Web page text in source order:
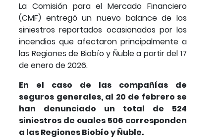
La Comisión para el Mercado Financiero
(CMF) entregó un nuevo balance de los
siniestros reportados ocasionados por los
incendios que afectaron principalmente a
las Regiones de Biobío y Ñuble a partir del 17
de enero de 2026.
En el caso de las compañías de
seguros generales, al 20 de febrero se
han denunciado un total de 524
siniestros de cuales 506 corresponden
a las Regiones Biobío y Ñuble.